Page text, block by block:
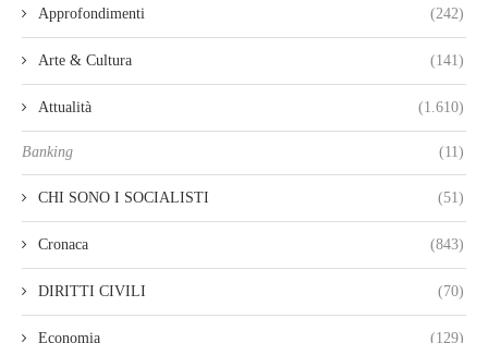
Approfondimenti (242)
Arte & Cultura (141)
Attualità (1.610)
Banking (11)
CHI SONO I SOCIALISTI (51)
Cronaca (843)
DIRITTI CIVILI (70)
Economia (129)